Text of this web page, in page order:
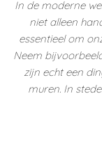
In de moderne
niet alleen
essentieel om
Neem
zijn echt een
muren. In